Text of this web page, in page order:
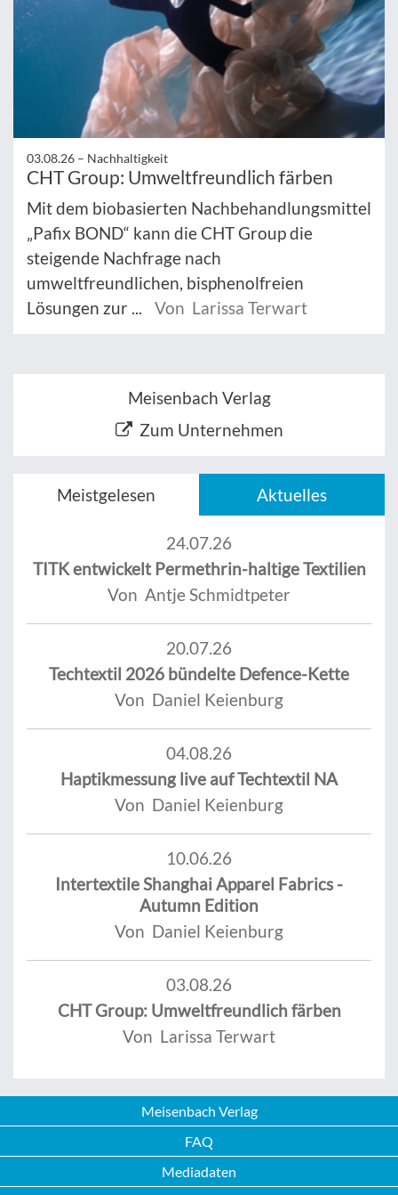
03.08.26 – Nachhaltigkeit
CHT Group: Umweltfreundlich färben
Mit dem biobasierten Nachbehandlungsmittel
„Pafix BOND“ kann die CHT Group die
steigende Nachfrage nach
umweltfreundlichen, bisphenolfreien
Lösungen zur ...
Von Larissa Terwart
Meisenbach Verlag
Zum Unternehmen
Meistgelesen Aktuelles
24.07.26
TITK entwickelt Permethrin-haltige Textilien
Von Antje Schmidtpeter
20.07.26
Techtextil 2026 bündelte Defence-Kette
Von Daniel Keienburg
04.08.26
Haptikmessung live auf Techtextil NA
Von Daniel Keienburg
10.06.26
Intertextile Shanghai Apparel Fabrics -
Autumn Edition
Von Daniel Keienburg
03.08.26
CHT Group: Umweltfreundlich färben
Von Larissa Terwart
Meisenbach Verlag
FAQ
Mediadaten